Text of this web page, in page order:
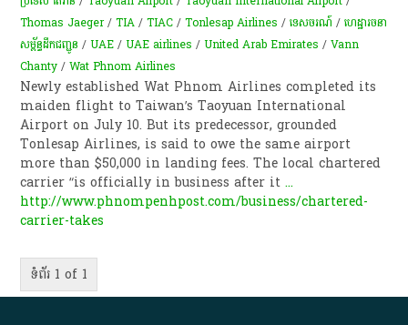
Thomas Jaeger/TIA /TIAC /Tonlesap Airlines /ទេសចរណ៍ /ហេដ្ឋារចនា
សម្ព័ន្ធដឹកជញ្ជូន /UAE /UAE airlines /United Arab Emirates /Vann
Chanty /Wat Phnom Airlines
Newly established Wat Phnom Airlines completed its
maiden flight to Taiwan’s Taoyuan International
Airport on July 10. But its predecessor, grounded
Tonlesap Airlines, is said to owe the same airport
more than $50,000 in landing fees. The local chartered
carrier “is officially in business after it...
http://www.phnompenhpost.com/business/chartered-
carrier-takes
ទំព័រ 1 of 1